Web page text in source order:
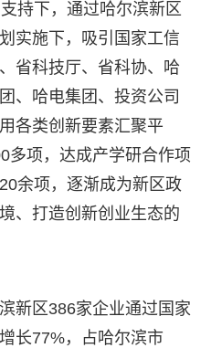
持下，通过哈尔滨新区
实施下，吸引国家工信
省科技厅、省科协、哈
、哈电集团、投资公司
各类创新要素汇聚平
多项，达成产学研合作项
余项，逐渐成为新区政
、打造创新创业生态的
新区386家企业通过国家
长77%，占哈尔滨市